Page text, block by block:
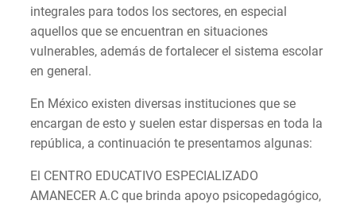
integrales para todos los sectores, en especial
aquellos que se encuentran en situaciones
vulnerables, además de fortalecer el sistema escolar
en general.
En México existen diversas instituciones que se
encargan de esto y suelen estar dispersas en toda la
república, a continuación te presentamos algunas:
El CENTRO EDUCATIVO ESPECIALIZADO
AMANECER A.C que brinda apoyo psicopedagógico,